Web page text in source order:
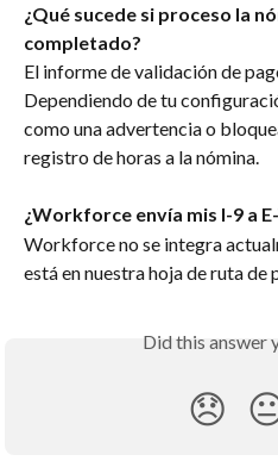
¿Qué sucede si proceso la
completado?
El informe de validación de
Dependiendo de tu
como una advertencia o
registro de horas a la nómina.
¿Workforce envía mis I-9 a
Workforce no se integra
está en nuestra hoja de ruta de
Did this answer
😞